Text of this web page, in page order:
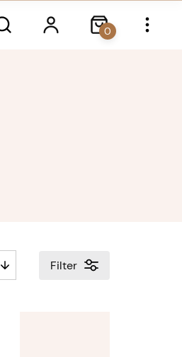
0
Filter